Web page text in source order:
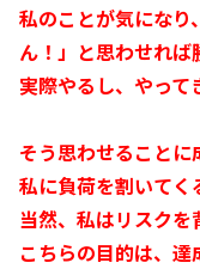
私のことが気にな
ん！」と思わせれば
実際やるし、やって
そう思わせることに
私に負荷を割いてく
当然、私はリスクを
こちらの目的は、達